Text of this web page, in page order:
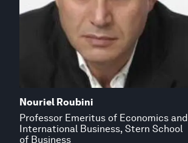
Nouriel Roubini
Professor Emeritus of Economics and
International Business, Stern School
of Business